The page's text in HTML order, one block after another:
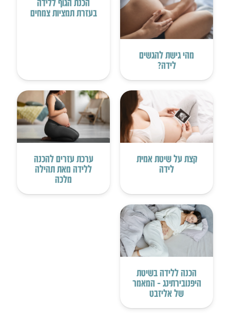
מהי גישת להגשים
לידה?
בעזרת תמציות צמחים
קצת על שיטת אמית
לידה
ערכת עזרים להכנה
ללידה מאת תהילה
מלכה
הכנה ללידה בשיטת
היפנובירתינג – המאמר
של אליזבט